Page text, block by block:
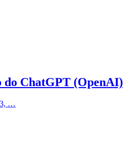
do ChatGPT (OpenAI)
…